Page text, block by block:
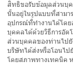
สิทธิขอรับข้อมูลส่วนบุ
นั้นอยู่ในรูปแบบที่สามา
อุปกรณ์ที่ทำงานได้โดย
บุคคลได้ด้วยวิธีการอัต
ส่วนบุคคลของท่านไป
บริษัทได้ส่งหรือโอนไป
โดยสภาพทางเทคนิค